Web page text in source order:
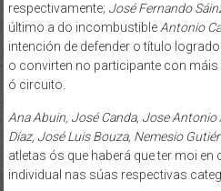
respectivamente; José Fernando
último a do incombustibleAntonio
intención de defender o título
o convirten no participante con
ó circuito.
Ana Abuin, José Canda, Jose Antonio
Díaz, José Luis Bouza, Nemesio
atletas ós que haberá que ter moi
individual nas súas respectivas